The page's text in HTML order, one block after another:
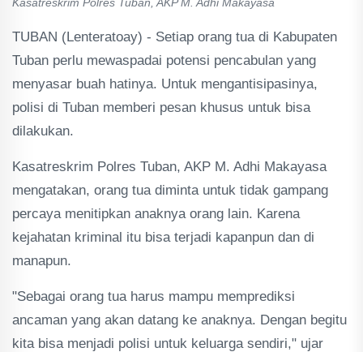
TUBAN (Lenteratoay) - Setiap orang tua di Kabupaten
Tuban perlu mewaspadai potensi pencabulan yang
menyasar buah hatinya. Untuk mengantisipasinya,
polisi di Tuban memberi pesan khusus untuk bisa
dilakukan.
Kasatreskrim Polres Tuban, AKP M. Adhi Makayasa
mengatakan, orang tua diminta untuk tidak gampang
percaya menitipkan anaknya orang lain. Karena
kejahatan kriminal itu bisa terjadi kapanpun dan di
manapun.
"Sebagai orang tua harus mampu memprediksi
ancaman yang akan datang ke anaknya. Dengan begitu
kita bisa menjadi polisi untuk keluarga sendiri," ujar